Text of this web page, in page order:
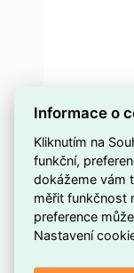
Informace o
Kliknutím na
funkční,
dokážeme vám
měřit funkčnost
preference
Nastavení